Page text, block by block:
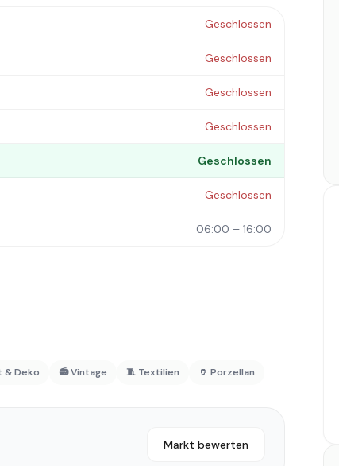
Geschlossen
Geschlossen
Geschlossen
Geschlossen
Geschlossen
Geschlossen
06:00 – 16:00
& Deko 📻 Vintage 🧵 Textilien 🏺 Porzellan
Markt bewerten